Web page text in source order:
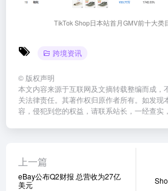
TikTok Shop日本站首月GMV前十大类
跨境资讯
© 版权声明
本文内容来源于互联网及文摘转载整编而成，
关法律责任。其著作权归原作者所有。如发现
容，侵犯到您的权益，请联系站长，一经查实
上一篇
eBay公布Q2财报 总营收为27亿
美元